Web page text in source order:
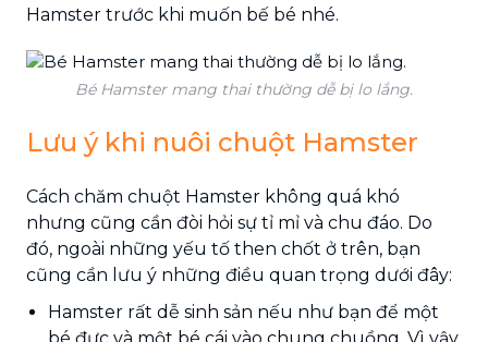
Hamster trước khi muốn bế bé nhé.
Bé Hamster mang thai thường dễ bị lo lắng.
Lưu ý khi nuôi chuột Hamster
Cách chăm chuột Hamster không quá khó
nhưng cũng cần đòi hỏi sự tỉ mỉ và chu đáo. Do
đó, ngoài những yếu tố then chốt ở trên, bạn
cũng cần lưu ý những điều quan trọng dưới đây:
Hamster rất dễ sinh sản nếu như bạn để một
bé đực và một bé cái vào chung chuồng. Vì vậy,